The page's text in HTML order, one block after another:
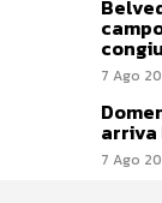
7 Ago
arriva
7 Ago